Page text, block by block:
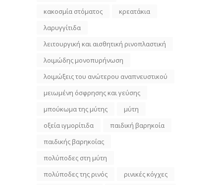
κακοσμία στόματος
κρεατάκια
λαρυγγίτιδα
λειτουργική και αισθητική ρινοπλαστική
λοιμώδης μονοπυρήνωση
λοιμώξεις του ανώτερου αναπνευστικού
μειωμένη όσφρησης και γεύσης
μπούκωμα της μύτης
μύτη
οξεία ιγμορίτιδα
παιδική βαρηκοία
παιδικής βαρηκοΐας
πολύποδες στη μύτη
πολύποδες της ρινός
ρινικές κόγχες